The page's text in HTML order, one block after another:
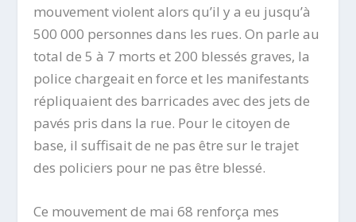
mouvement violent alors qu’il y a eu jusqu’à
500 000 personnes dans les rues. On parle au
total de 5 à 7 morts et 200 blessés graves, la
police chargeait en force et les manifestants
répliquaient des barricades avec des jets de
pavés pris dans la rue. Pour le citoyen de
base, il suffisait de ne pas être sur le trajet
des policiers pour ne pas être blessé.
Ce mouvement de mai 68 renforça mes